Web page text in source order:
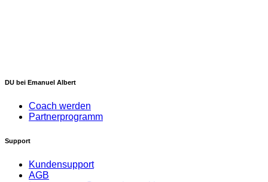
DU bei Emanuel Albert
Coach werden
Partnerprogramm
Support
Kundensupport
AGB